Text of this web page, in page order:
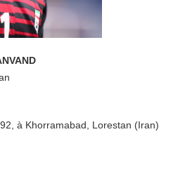
à Khorramabad, Lorestan (Iran)